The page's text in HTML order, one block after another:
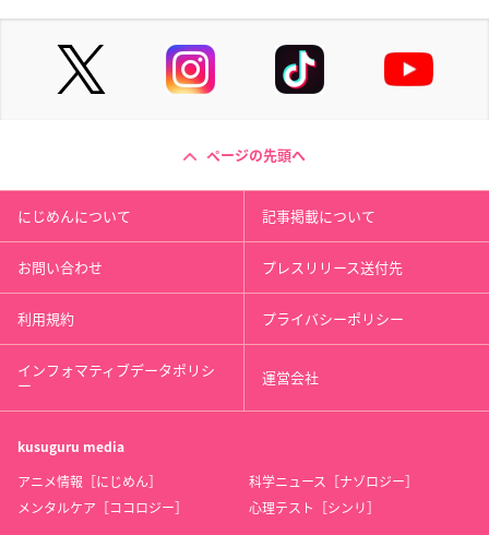
ページの先頭へ
にじめんについて 記事掲載について
お問い合わせ プレスリリース送付先
利用規約 プライバシーポリシー
インフォマティブデータポリシ
ー 運営会社
kusuguru media
アニメ情報［にじめん］
科学ニュース［ナゾロジー］
メンタルケア［ココロジー］
心理テスト［シンリ］